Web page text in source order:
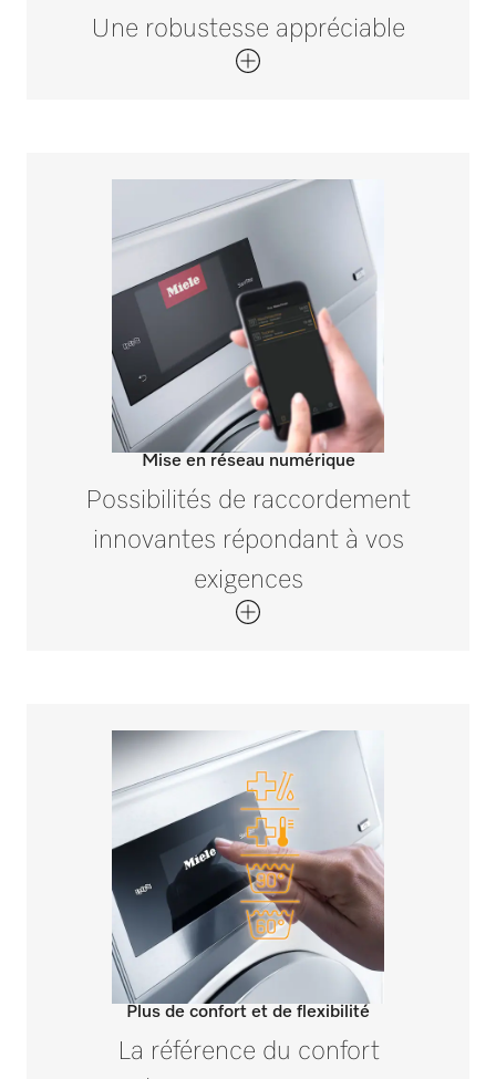
Une robustesse appréciable
Mise en réseau numérique
Possibilités de raccordement
innovantes répondant à vos
exigences
Plus de confort et de flexibilité
La référence du confort